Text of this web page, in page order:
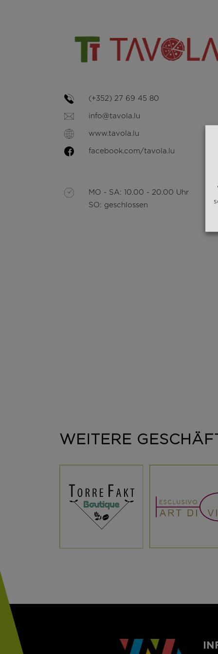
(+352) 27 69 45 80
info@tavola.lu
www.tavola.lu
facebook.com/tavola.lu
MO - SA: 10.00 - 20.00 Uhr
SO: geschlossen
WEITERE
ANZEIGEN ANZEIGEN